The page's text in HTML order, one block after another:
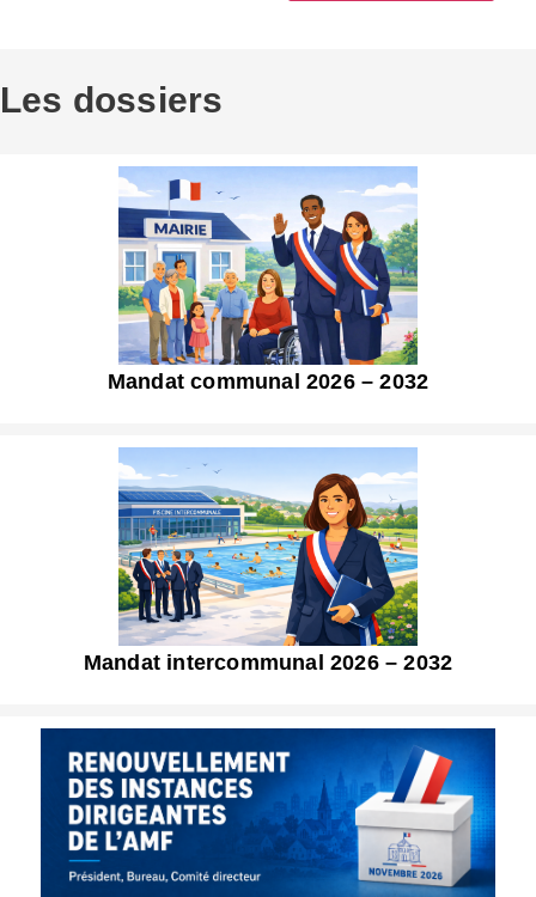
Les dossiers
Mandat communal 2026 – 2032
Mandat intercommunal 2026 – 2032